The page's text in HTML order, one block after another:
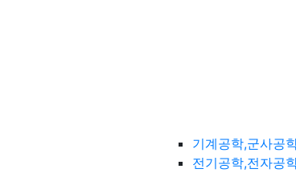
기계공학,군사공
전기공학,전자공